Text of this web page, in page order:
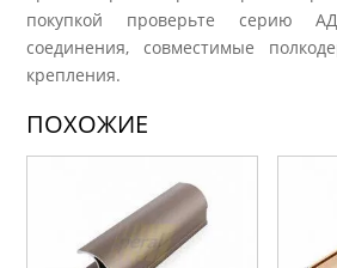
покупкой проверьте серию
соединения, совместимые
крепления.
ПОХОЖИЕ